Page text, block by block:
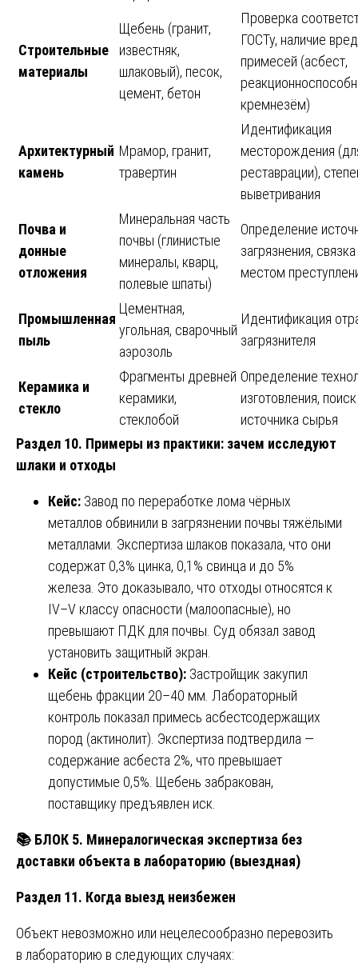
Строительные
материалы
Щебень (гранит,
известняк,
шлаковый), песок,
цемент, бетон
Проверка
ГОСТу, наличие
примесей (асбест,
кремнезём)
Архитектурный
камень
Мрамор, гранит,
травертин
Идентификация
месторождения
реставрации),
выветривания
Почва и
донные
отложения
Минеральная часть
почвы (глинистые
минералы, кварц,
полевые шпаты)
Определение
загрязнения,
местом
Промышленная
пыль
Цементная,
угольная, сварочный
аэрозоль
Идентификация
загрязнителя
Керамика и
стекло
Фрагменты древней
керамики,
стеклобой
Определение
изготовления, поиск
источника сырья
Раздел 10. Примеры из практики: зачем исследуют
шлаки и отходы
Кейс: Завод по переработке лома чёрных
металлов обвинили в загрязнении почвы тяжёлыми
металлами. Экспертиза шлаков показала, что они
содержат 0,3% цинка, 0,1% свинца и до 5%
железа. Это доказывало, что отходы относятся к
IV–V классу опасности (малоопасные), но
превышают ПДК для почвы. Суд обязал завод
установить защитный экран.
Кейс (строительство): Застройщик закупил
щебень фракции 20–40 мм. Лабораторный
контроль показал примесь асбестсодержащих
пород (актинолит). Экспертиза подтвердила —
содержание асбеста 2%, что превышает
допустимые 0,5%. Щебень забракован,
поставщику предъявлен иск.
📚 БЛОК 5. Минералогическая экспертиза без
доставки объекта в лабораторию (выездная)
Раздел 11. Когда выезд неизбежен
Объект невозможно или нецелесообразно перевозить
в лабораторию в следующих случаях: